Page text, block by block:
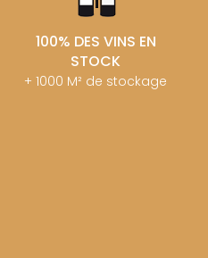
100% DES VINS EN
STOCK
+ 1000 M² de stockage